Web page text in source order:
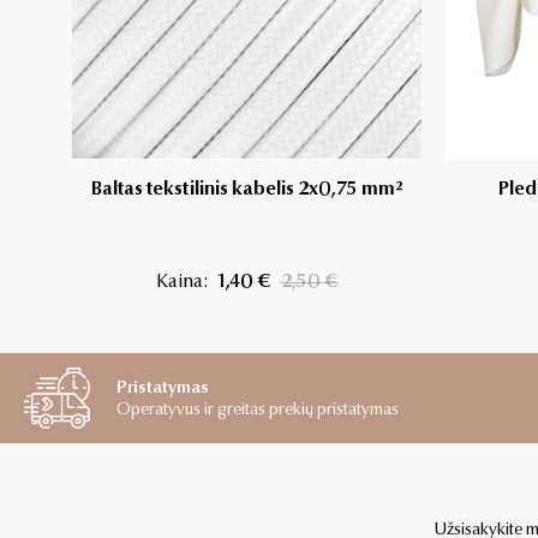
Baltas tekstilinis kabelis 2x0,75 mm²
Kaina: 1,40 € 2,50 €
Pristatymas
Operatyvus ir greitas prekių pristatymas
Užsisakykite